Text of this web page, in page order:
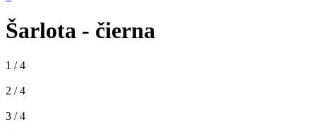
Šarlota - čierna
1 / 4
2 / 4
3 / 4